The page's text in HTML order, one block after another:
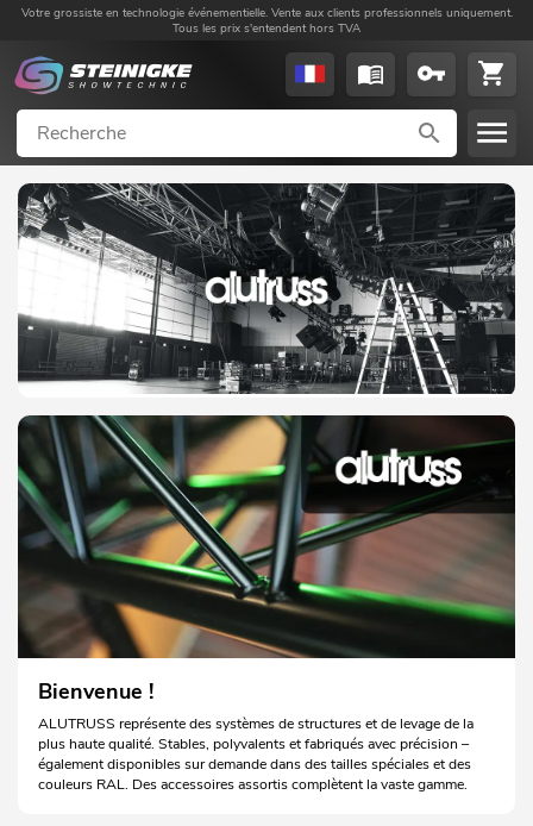
Votre grossiste en technologie événementielle. Vente aux clients professionnels uniquement.
Tous les prix s'entendent hors TVA
Bienvenue !
ALUTRUSS représente des systèmes de structures et de levage de la
plus haute qualité. Stables, polyvalents et fabriqués avec précision –
également disponibles sur demande dans des tailles spéciales et des
couleurs RAL. Des accessoires assortis complètent la vaste gamme.